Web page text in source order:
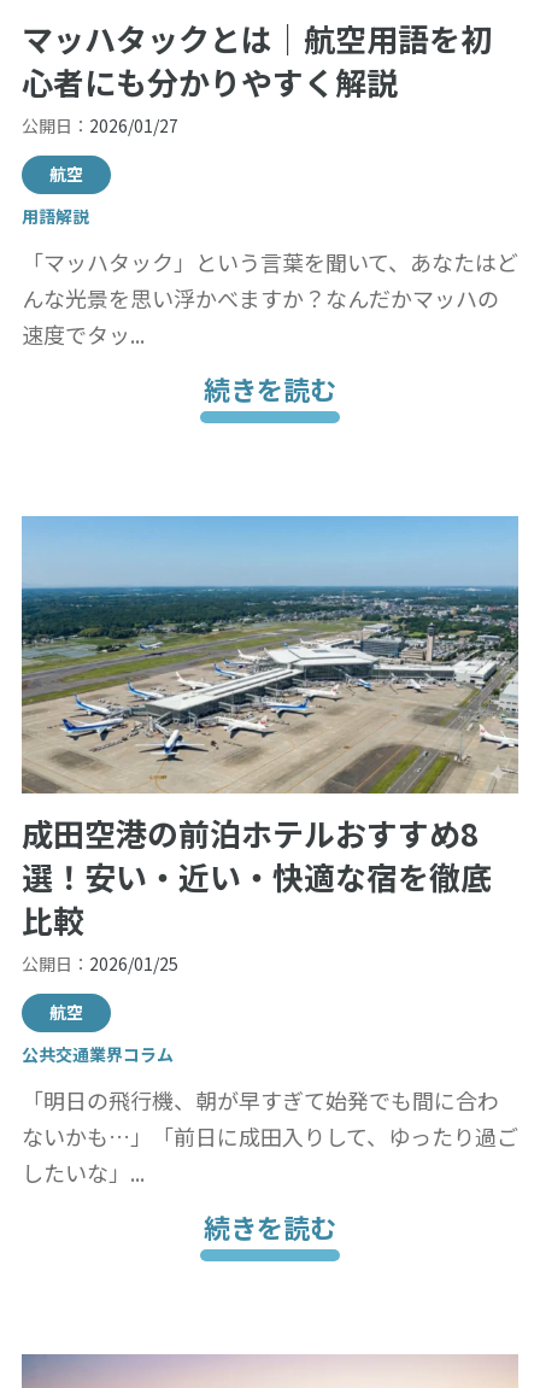
マッハタックとは｜航空用語を初
心者にも分かりやすく解説
公開日： 2026/01/27
航空
用語解説
「マッハタック」という言葉を聞いて、あなたはど
んな光景を思い浮かべますか？なんだかマッハの
速度でタッ...
続きを読む
成田空港の前泊ホテルおすすめ8
選！安い・近い・快適な宿を徹底
比較
公開日： 2026/01/25
航空
公共交通業界コラム
「明日の飛行機、朝が早すぎて始発でも間に合わ
ないかも…」「前日に成田入りして、ゆったり過ご
したいな」...
続きを読む